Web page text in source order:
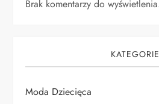
Brak komentarzy do
KATEGORIE
Moda Dziecięca